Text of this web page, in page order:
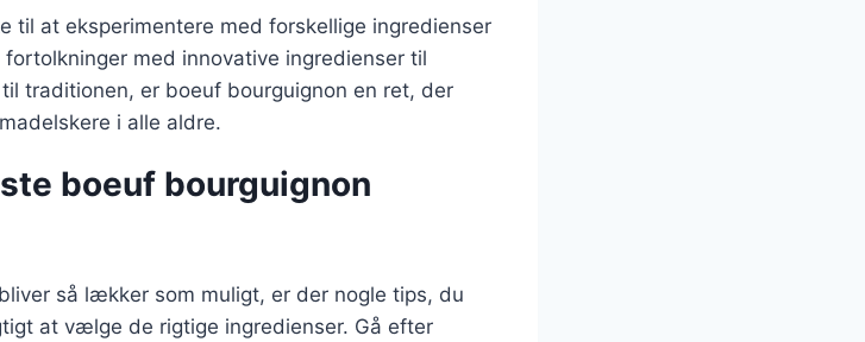
til at eksperimentere med forskellige ingredienser
med innovative ingredienser til
traditionen, er boeuf bourguignon en ret, der
i alle aldre.
boeuf bourguignon
så lækker som muligt, er der nogle tips, du
at vælge de rigtige ingredienser. Gå efter